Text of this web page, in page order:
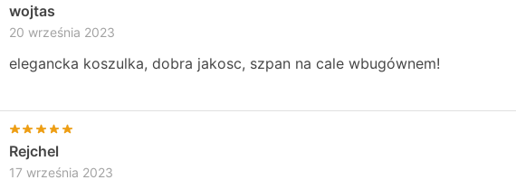
wojtas
20 września 2023
elegancka koszulka, dobra jakosc, szpan na cale wbugównem!
Rejchel
17 września 2023